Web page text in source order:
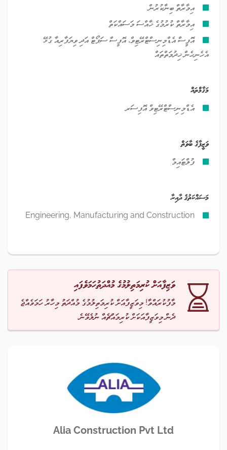
އިމާރާތް ބިނާކުރުން
އިމާރާތް ކުރުމުގެ ޚާއްސަ މަސައްކަތް
އޮފީސް އެޑްމިނިސްޓްރޭޓިވް، އޮފީސް ސަޕޯޓް އަދި ވިޔަފާރިއާ ގުޅޭ
އެހެނިހެން ޚިދުމަތްތައް
މަޤާމްތައް
އެޑްމިނިސްޓްރޭޓިވް އޮފިސަރ
ވަޒީފާގެ ބާވަތް
ފުލްޓައިމް
މަސައްކަތުގެ ދާއިރާ
Engineering, Manufacturing and Construction
ވަޒިފާއަށް ކުރިމަތިލުމުގެ މުއްދަތުހަމަވެފައި
މާފުކުރައްވާ! މިވަޒީފާއަށް ކުރިމަތިލުމުގެ މުއްދަތު މިހާރު ހަމަވެއްޖެ
ދެން މިވަޒީފާއަކަށް ކުރިމައްޗެއް ނުލެވޭނެ.
Alia Construction Pvt Ltd